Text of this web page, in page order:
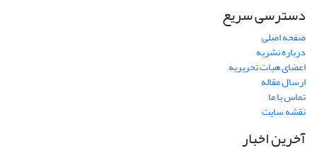
دسترسی سریع
صفحه اصلی
درباره نشریه
اعضای هیات تحریریه
ارسال مقاله
تماس با ما
نقشه سایت
آخرین اخبار